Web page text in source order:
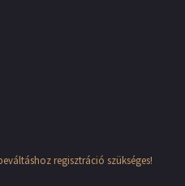
regisztráció szükséges!